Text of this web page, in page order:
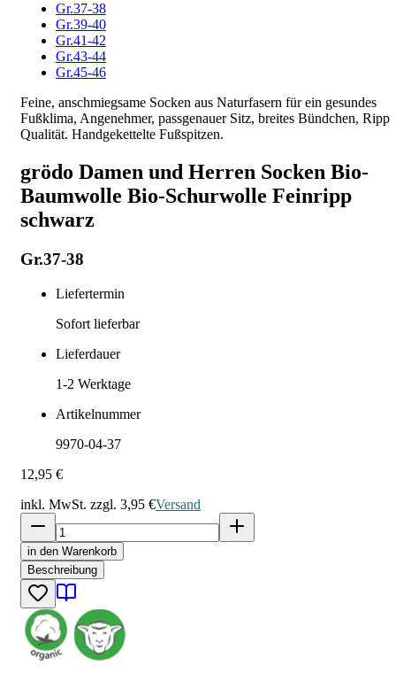
Gr.37-38
Gr.39-40
Gr.41-42
Gr.43-44
Gr.45-46
Feine, anschmiegsame Socken aus Naturfasern für ein gesundes
Fußklima, Angenehmer, passgenauer Sitz, breites Bündchen, Ripp
Qualität. Handgekettelte Fußspitzen.
grödo Damen und Herren Socken Bio-
Baumwolle Bio-Schurwolle Feinripp
schwarz
Gr.37-38
Liefertermin
Sofort lieferbar
Lieferdauer
1-2 Werktage
Artikelnummer
9970-04-37
12,95 €
inkl. MwSt. zzgl. 3,95 €Versand
in den Warenkorb
Beschreibung